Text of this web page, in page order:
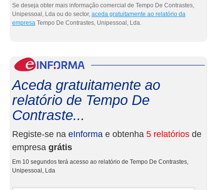
Se deseja obter mais informação comercial de Tempo De Contrastes,
Unipessoal, Lda ou do sector, aceda gratuitamente ao relatório da
empresa Tempo De Contrastes, Unipessoal, Lda.
Aceda gratuitamente ao
relatório de Tempo De
Contraste...
Registe-se na eInforma e obtenha 5 relatórios de
empresa grátis
Em 10 segundos terá acesso ao relatório de Tempo De Contrastes,
Unipessoal, Lda